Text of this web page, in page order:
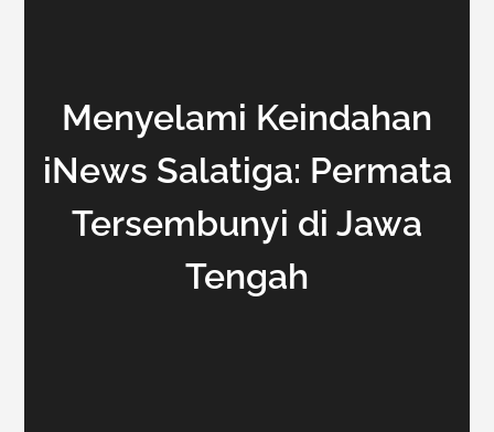
Menyelami Keindahan
iNews Salatiga: Permata
Tersembunyi di Jawa
Tengah